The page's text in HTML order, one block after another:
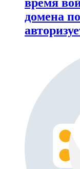
домена